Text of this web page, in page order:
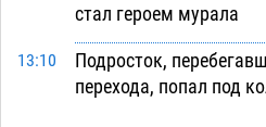
стал героем мурала
13:10
Подросток,
перехода, попал под